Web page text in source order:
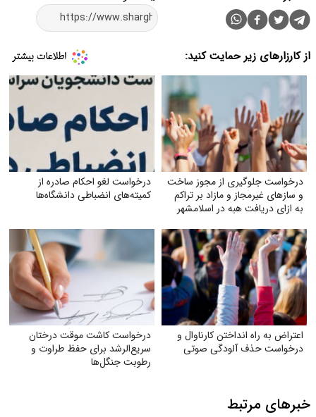
از کارزارهای زیر حمایت کنید:
درخواست جلوگیری از مجوز ساخت
و سازهای غیرمجاز و مازاد بر تراکم
به ازای دریافت هبه در اسلامشهر
درخواست لغو احکام صادره از
کمیته‌های انضباطی دانشگاه‌ها
اعتراض به راه انداختن کارناوال و
درخواست حذف آلودگی صوتی
درخواست کاشت موقت درختان
سریع‌الرشد برای حفظ طراوت و
رطوبت جنگل‌ها
خبرهای مرتبط